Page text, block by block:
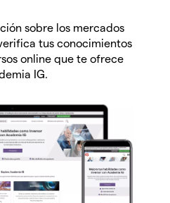
sobre los mercados
tus conocimientos
online que te ofrece
IG.